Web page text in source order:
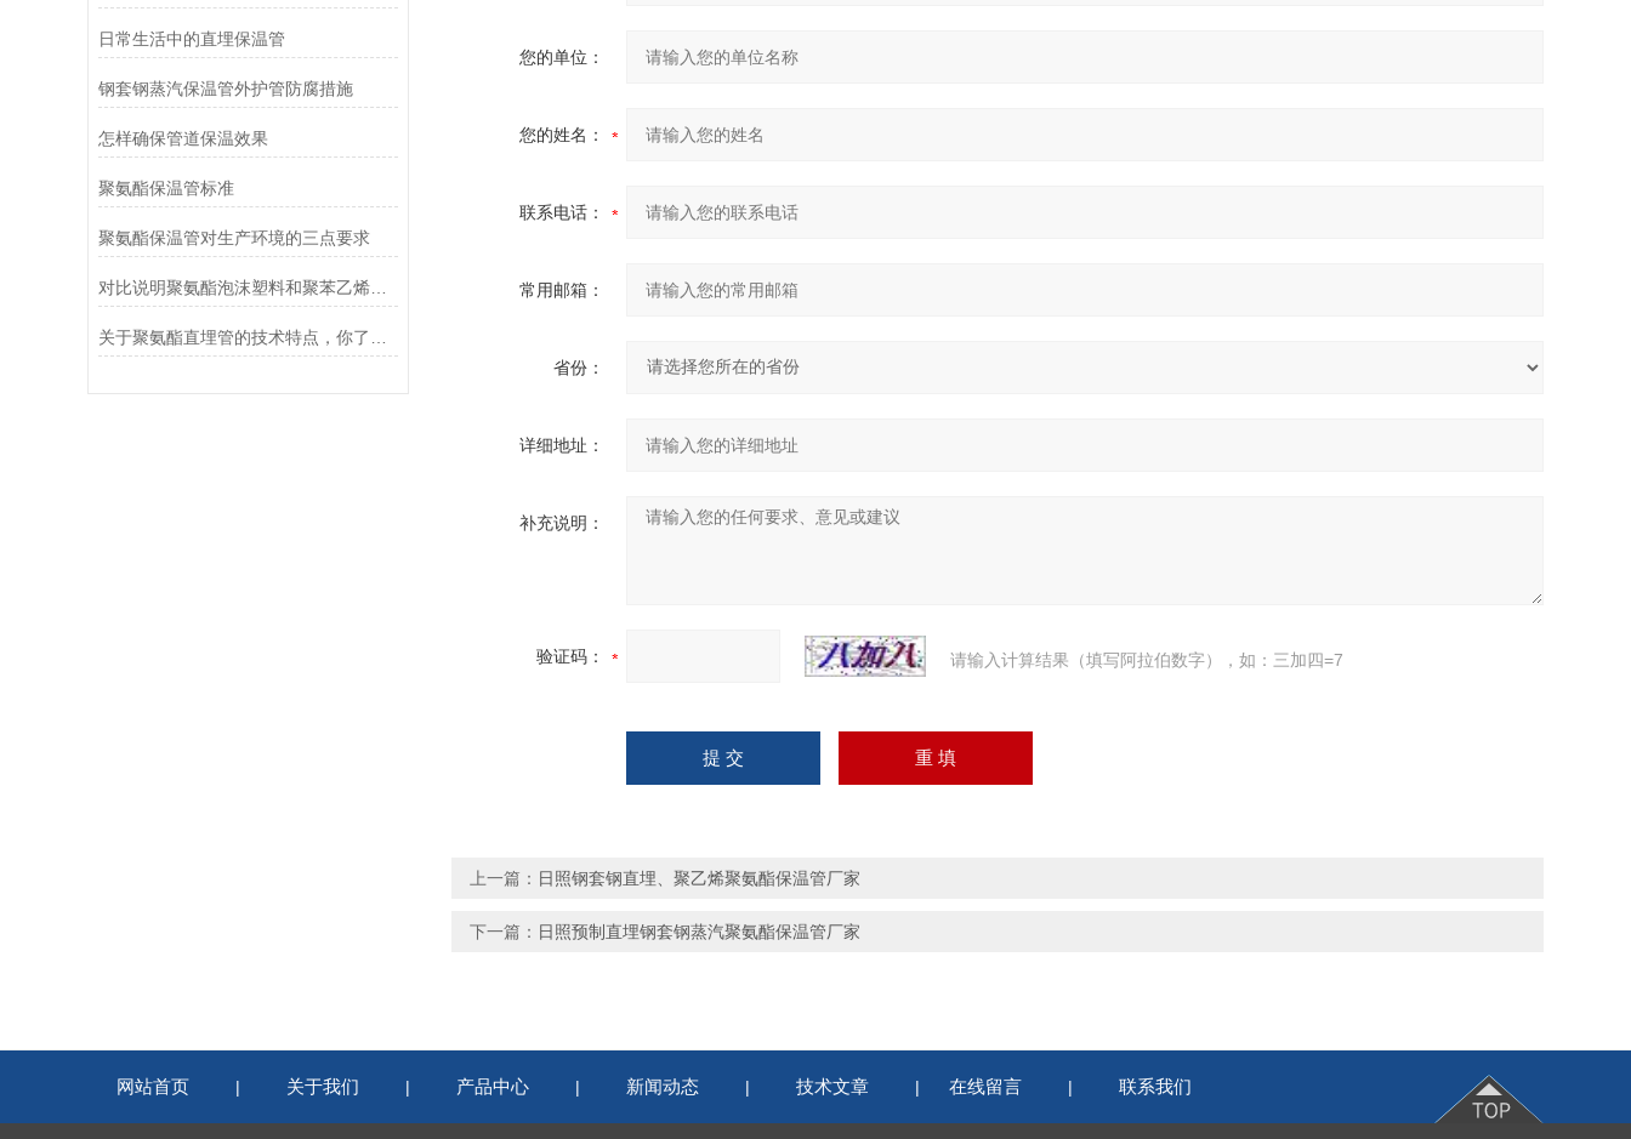
日常生活中的直埋保温管
钢套钢蒸汽保温管外护管防腐措施
怎样确保管道保温效果
聚氨酯保温管标准
聚氨酯保温管对生产环境的三点要求
对比说明聚氨酯泡沫塑料和聚苯乙烯泡沫塑料的优缺点
您的单位：
您的姓名：
联系电话：
常用邮箱：
省份：
详细地址：
补充说明：
验证码： 请输入计算结果（填写阿拉伯数字），如：三加四=7
上一篇： 日照钢套钢直埋、聚乙烯聚氨酯保温管厂家
下一篇： 日照预制直埋钢套钢蒸汽聚氨酯保温管厂家
网站首页 | 关于我们 | 产品中心 | 新闻动态 | 技术文章 | 在线留言 | 联系我们